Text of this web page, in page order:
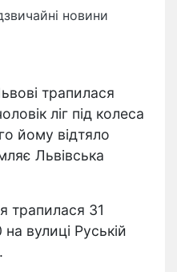
новини
трапилася
ліг під колеса
йому відтяло
Львівська
трапилася 31
вулиці Руській